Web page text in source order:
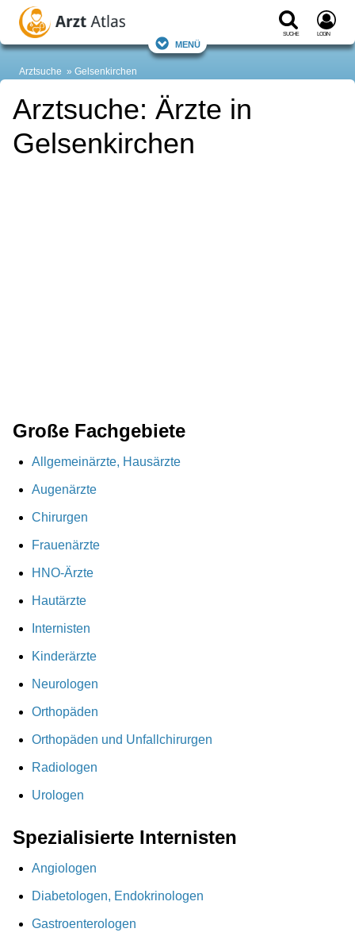
Suche Login
Menü
Arztsuche Gelsenkirchen
Arztsuche: Ärzte in
Gelsenkirchen
Große Fachgebiete
Allgemeinärzte, Hausärzte
Augenärzte
Chirurgen
Frauenärzte
HNO-Ärzte
Hautärzte
Internisten
Kinderärzte
Neurologen
Orthopäden
Orthopäden und Unfallchirurgen
Radiologen
Urologen
Spezialisierte Internisten
Angiologen
Diabetologen, Endokrinologen
Gastroenterologen